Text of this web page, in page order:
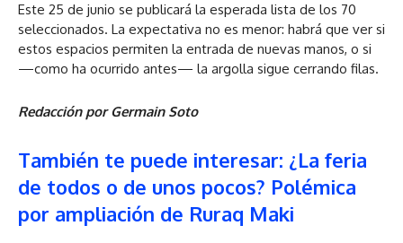
Este 25 de junio se publicará la esperada lista de los 70
seleccionados. La expectativa no es menor: habrá que ver si
estos espacios permiten la entrada de nuevas manos, o si
—como ha ocurrido antes— la argolla sigue cerrando filas.
Redacción por Germain Soto
También te puede interesar: ¿La feria
de todos o de unos pocos? Polémica
por ampliación de Ruraq Maki